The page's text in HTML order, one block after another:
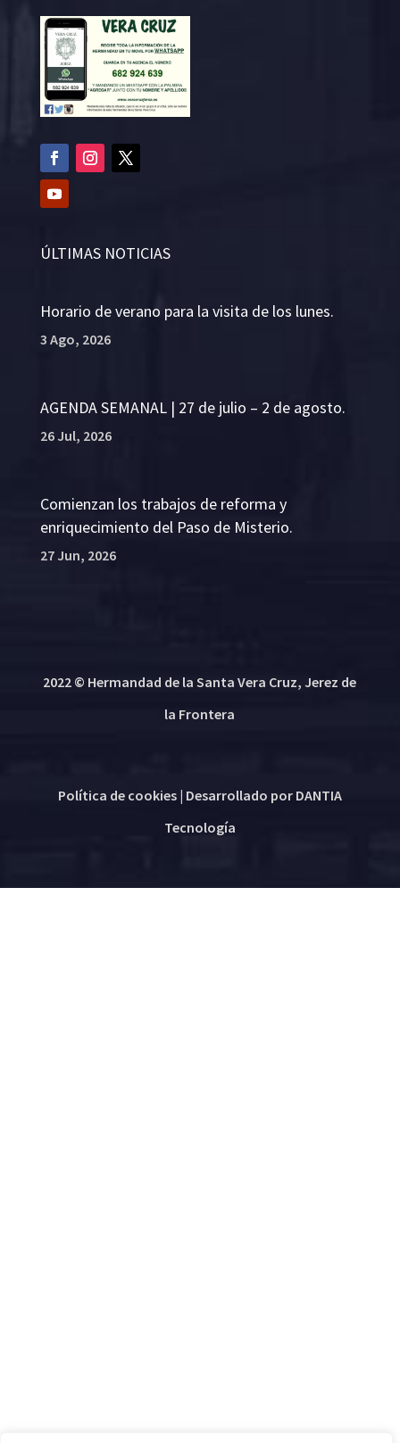
ÚLTIMAS NOTICIAS
Horario de verano para la visita de los lunes.
3 Ago, 2026
AGENDA SEMANAL | 27 de julio – 2 de agosto.
26 Jul, 2026
Comienzan los trabajos de reforma y
enriquecimiento del Paso de Misterio.
27 Jun, 2026
2022 © Hermandad de la Santa Vera Cruz, Jerez de
la Frontera
Política de cookies| Desarrollado por DANTIA
Tecnología